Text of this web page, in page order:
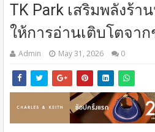
TK Park เสริมพลังร้า
ให้การอ่านเติบโตจา
Admin May 31, 2026 0